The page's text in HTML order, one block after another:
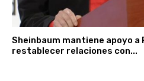
Sheinbaum mantiene apoyo
restablecer relaciones con...